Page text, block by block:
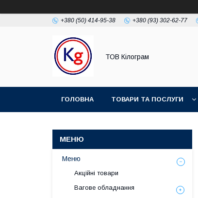
+380 (50) 414-95-38 +380 (93) 302-62-77
ТОВ Кілограм
ГОЛОВНА ТОВАРИ ТА ПОСЛУГИ
Меню
Акційні товари
Вагове обладнання